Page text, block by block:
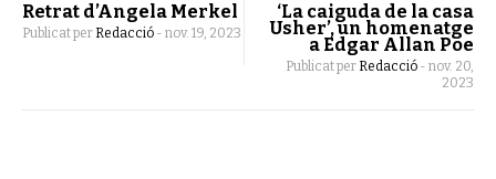
Retrat d’Angela Merkel
Publicat per Redacció - nov. 19, 2023
‘La caiguda de la casa
Usher’, un homenatge
a Edgar Allan Poe
Publicat per Redacció - nov. 20,
2023